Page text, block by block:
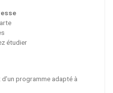
étudier
programme adapté à